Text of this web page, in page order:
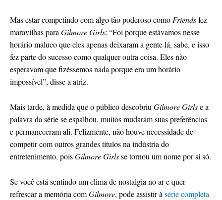
Mas estar competindo com algo tão poderoso como Friendsfez
maravilhas para Gilmore Girls: “Foi porque estávamos nesse
horário maluco que eles apenas deixaram a gente lá, sabe, e isso
fez parte do sucesso como qualquer outra coisa. Eles não
esperavam que fizéssemos nada porque era um horário
impossível”, disse a atriz.
Mais tarde, à medida que o público descobriu Gilmore Girlse a
palavra da série se espalhou, muitos mudaram suas preferências
e permaneceram ali. Felizmente, não houve necessidade de
competir com outros grandes títulos na indústria do
entretenimento, poisGilmore Girlsse tornou um nome por si só.
Se você está sentindo um clima de nostalgia no ar e quer
refrescar a memória comGilmore, pode assistir à série completa